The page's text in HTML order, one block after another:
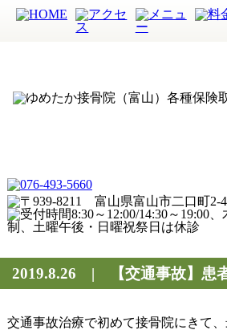
2019.8.26 | 【交通事故】患
交通事故治療で初めて接骨院にきて